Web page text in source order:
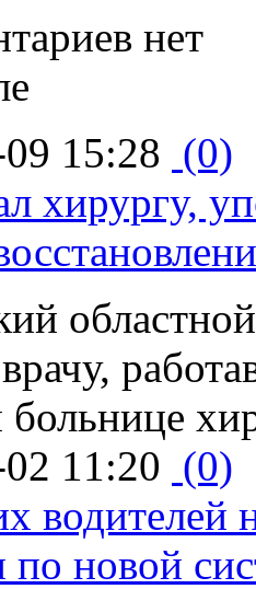
нет
15:28 (0)
хирургу,
больнице
11:20 (0)
водителей
по новой